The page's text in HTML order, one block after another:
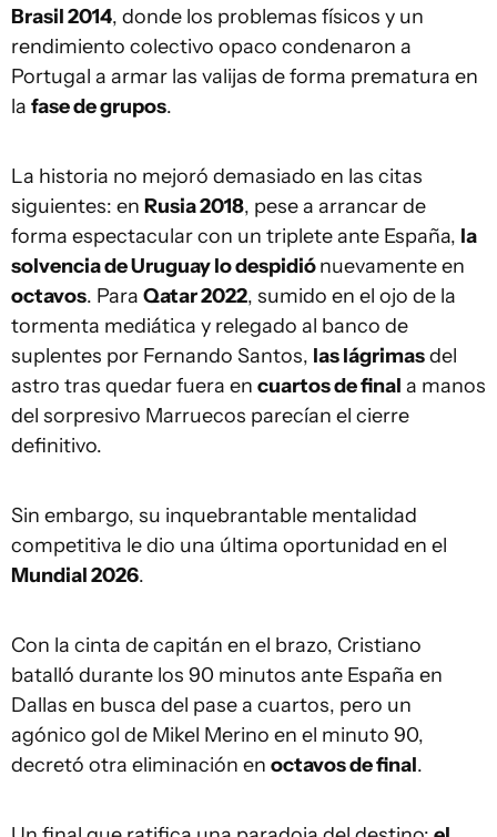
Brasil 2014, donde los problemas físicos y un
rendimiento colectivo opaco condenaron a
Portugal a armar las valijas de forma prematura en
la fase de grupos.
La historia no mejoró demasiado en las citas
siguientes: en Rusia 2018, pese a arrancar de
forma espectacular con un triplete ante España, la
solvencia de Uruguay lo despidiónuevamente en
octavos. Para Qatar 2022, sumido en el ojo de la
tormenta mediática y relegado al banco de
suplentes por Fernando Santos, las lágrimasdel
astro tras quedar fuera en cuartos de final a manos
del sorpresivo Marruecos parecían el cierre
definitivo.
Sin embargo, su inquebrantable mentalidad
competitiva le dio una última oportunidad en el
Mundial 2026.
Con la cinta de capitán en el brazo, Cristiano
batalló durante los 90 minutos ante España en
Dallas en busca del pase a cuartos, pero un
agónico gol de Mikel Merino en el minuto 90,
decretó otra eliminación en octavos de final.